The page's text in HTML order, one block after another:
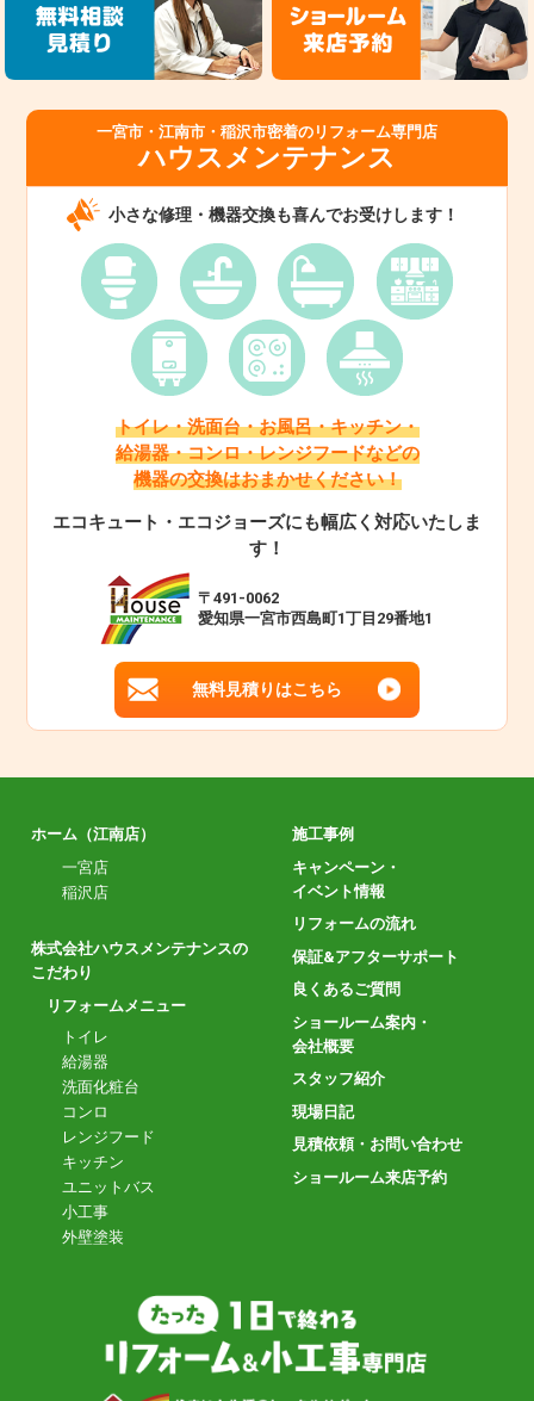
一宮市・江南市・稲沢市密着のリフォーム専門店
ハウスメンテナンス
小さな修理・機器交換も喜んでお受けします！
トイレ・洗面台・お風呂・キッチン・
給湯器・コンロ・レンジフードなどの
機器の交換はおまかせください！
エコキュート・エコジョーズにも幅広く対応いたしま
す！
〒491-0062
愛知県一宮市西島町1丁目29番地1
無料見積りはこちら
ホーム（江南店）
一宮店
稲沢店
株式会社ハウスメンテナンスの
こだわり
リフォームメニュー
トイレ
給湯器
洗面化粧台
コンロ
レンジフード
キッチン
ユニットバス
小工事
外壁塗装
施工事例
キャンペーン・
イベント情報
リフォームの流れ
保証&アフターサポート
良くあるご質問
ショールーム案内・
会社概要
スタッフ紹介
現場日記
見積依頼・お問い合わせ
ショールーム来店予約